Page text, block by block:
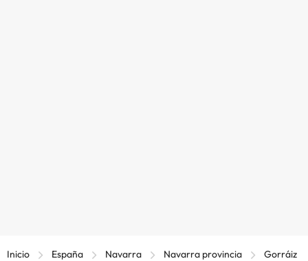
Inicio España Navarra Navarra provincia Gorráiz